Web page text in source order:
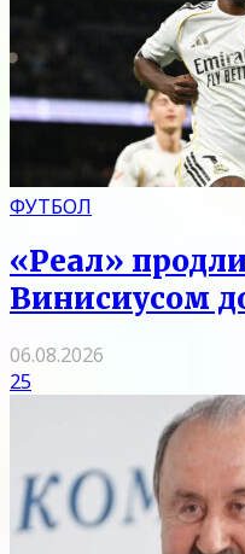
ФУТБОЛ
«Реал»
Винисиусом
06.08.2026
25